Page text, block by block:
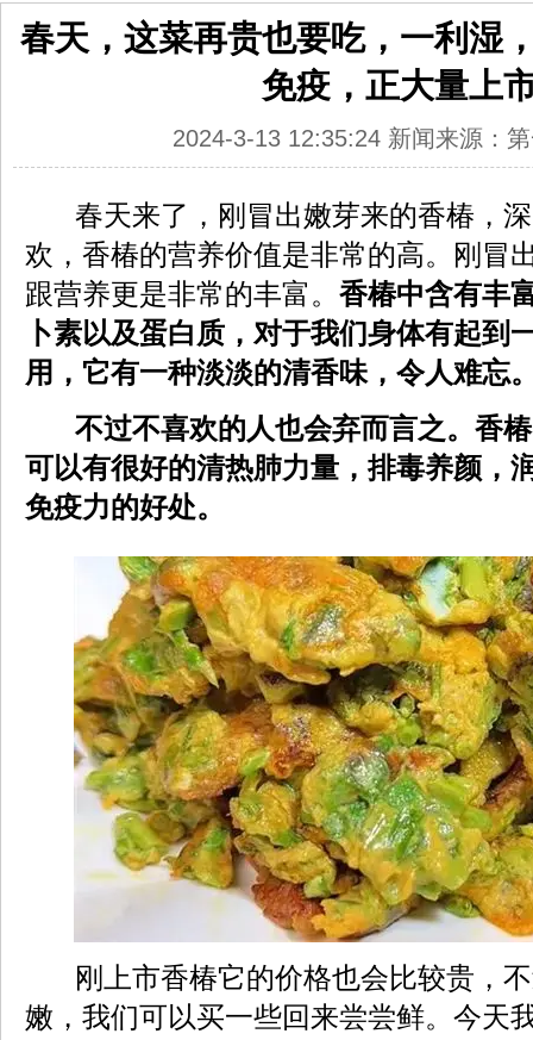
春天，这菜再贵也要吃，一利湿
免疫，正大量上
2024-3-13 12:35:24 新闻来源：
春天来了，刚冒出嫩芽来的香椿，
欢，香椿的营养价值是非常的高。刚冒
跟营养更是非常的丰富。 香椿中含有丰
卜素以及蛋白质，对于我们身体有起到
用，它有一种淡淡的清香味，令人难忘
不过不喜欢的人也会弃而言之。香
可以有很好的清热肺力量，排毒养颜，
免疫力的好处。
刚上市香椿它的价格也会比较贵，
嫩，我们可以买一些回来尝尝鲜。今天